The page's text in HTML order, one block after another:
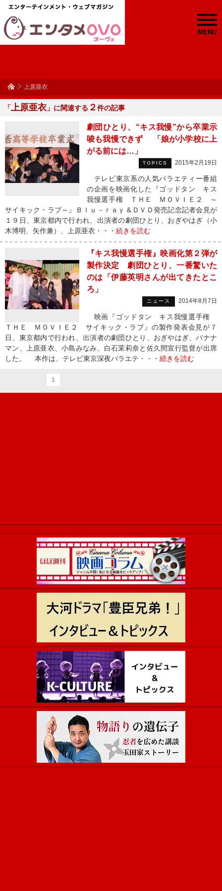
MENU
上原亜衣
「上原亜衣 」に関連する ２件の記事
劇団ひとり、“キス我慢”から卒業示
唆も我慢できず 「娘が小学校に上
がる前には…」
TOPICS 2015年2月19日
テレビ東京系の人気バラエティー番組
の企画を映画化した『ゴッドタン キス
我慢選手権 ＴＨＥ ＭＯＶＩＥ２ ～
サイキック・ラブ～』Ｂｌｕ－ｒａｙ＆ＤＶＤ発売記念記者会見が
１９日、東京都内で行われ、出演者の劇団ひとり、おぎやはぎ（小
木博明、矢作兼）、上原亜衣・・・ 続きを読む
『キス我慢選手権』映画化第２弾が
製作決定 劇団ひとり、一番驚いた
のは「伊藤英明さんが出てきたとこ
ろ」
ニュース 2014年8月7日
映画『ゴッドタン キス我慢選手権
ＴＨＥ ＭＯＶＩＥ２ サイキック・ラブ』の製作発表会見が７
日、東京都内で行われ、出演者の劇団ひとり、おぎやはぎ、バナナ
マン、上原亜衣、小島みなみ、白石茉莉奈と佐久間宣行監督が出席
した。 本作は、テレビ東京深夜バラエテ・・・ 続きを読む
1